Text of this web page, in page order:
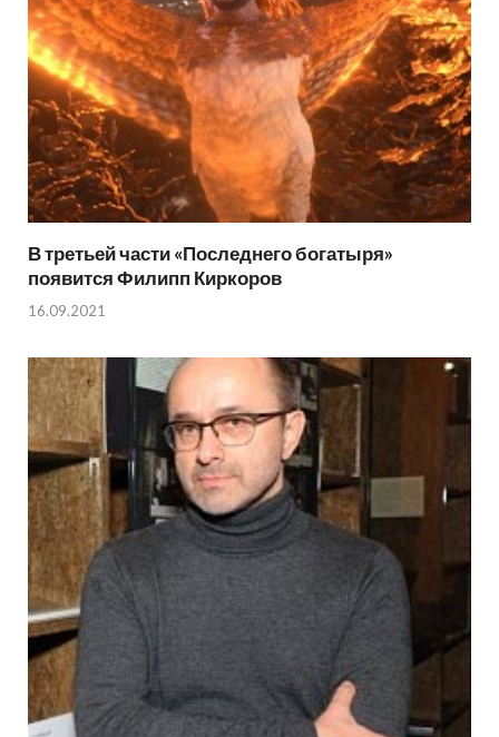
В третьей части «Последнего богатыря»
появится Филипп Киркоров
16.09.2021